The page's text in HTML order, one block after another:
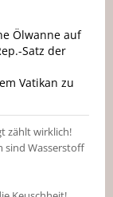
Ölwanne auf
Satz der
Vatikan zu
zählt wirklich!
sind Wasserstoff